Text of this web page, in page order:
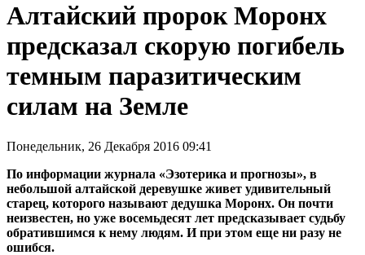
Алтайский пророк Моронх
предсказал скорую погибель
темным паразитическим
силам на Земле
Понедельник, 26 Декабря 2016 09:41
По информации журнала «Эзотерика и прогнозы», в
небольшой алтайской деревушке живет удивительный
старец, которого называют дедушка Моронх. Он почти
неизвестен, но уже восемьдесят лет предсказывает судьбу
обратившимся к нему людям. И при этом еще ни разу не
ошибся.